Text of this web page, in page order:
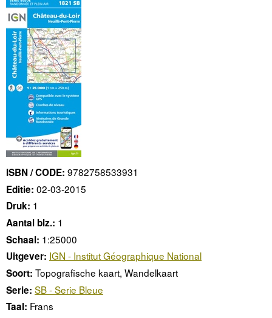
ISBN / CODE: 9782758533931
Editie: 02-03-2015
Druk: 1
Aantal blz.: 1
Schaal: 1:25000
Uitgever: IGN - Institut Géographique National
Soort: Topografische kaart, Wandelkaart
Serie: SB - Serie Bleue
Taal: Frans